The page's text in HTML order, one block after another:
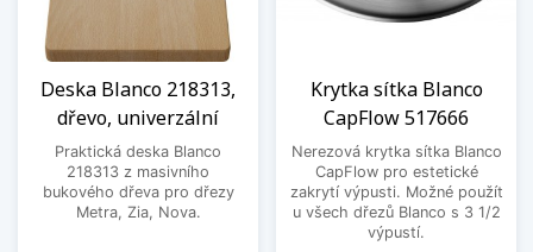
Deska Blanco 218313,
dřevo, univerzální
Praktická deska Blanco
218313 z masivního
bukového dřeva pro dřezy
Metra, Zia, Nova.
Krytka sítka Blanco
CapFlow 517666
Nerezová krytka sítka Blanco
CapFlow pro estetické
zakrytí výpusti. Možné použít
u všech dřezů Blanco s 3 1/2
výpustí.